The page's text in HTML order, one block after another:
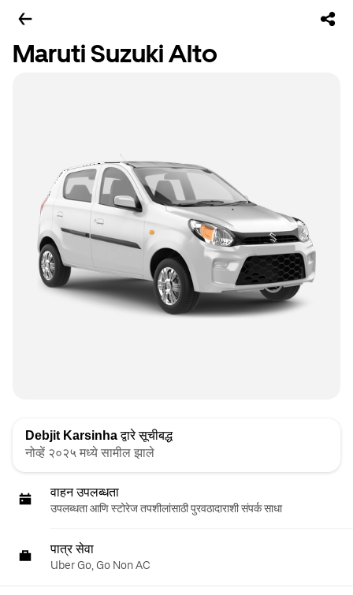
Maruti Suzuki Alto
Debjit Karsinhaद्वारे सूचीबद्ध
नोव्हें २०२५ मध्ये सामील झाले
वाहन उपलब्धता
उपलब्धता आणि स्टोरेज तपशीलांसाठी पुरवठादाराशी संपर्क साधा
पात्र सेवा
Uber Go, Go Non AC